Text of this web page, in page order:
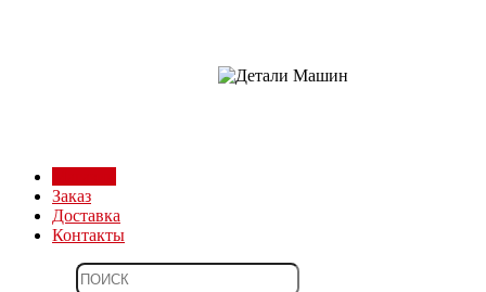
Заказ
Доставка
Контакты